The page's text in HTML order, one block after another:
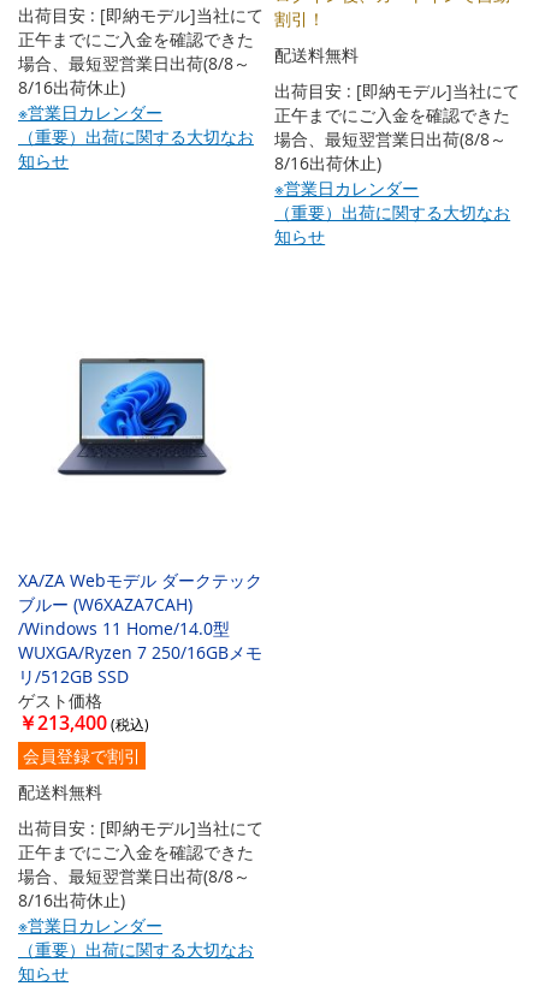
出荷目安 : [即納モデル]当社にて
正午までにご入金を確認できた
場合、最短翌営業日出荷(8/8～
8/16出荷休止)
※営業日カレンダー
（重要）出荷に関する大切なお
知らせ
割引！
配送料無料
出荷目安 : [即納モデル]当社にて
正午までにご入金を確認できた
場合、最短翌営業日出荷(8/8～
8/16出荷休止)
※営業日カレンダー
（重要）出荷に関する大切なお
知らせ
XA/ZA Webモデル ダークテック
ブルー (W6XAZA7CAH)
/Windows 11 Home/14.0型
WUXGA/Ryzen 7 250/16GBメモ
リ/512GB SSD
ゲスト価格
￥213,400
会員登録で割引
配送料無料
出荷目安 : [即納モデル]当社にて
正午までにご入金を確認できた
場合、最短翌営業日出荷(8/8～
8/16出荷休止)
※営業日カレンダー
（重要）出荷に関する大切なお
知らせ